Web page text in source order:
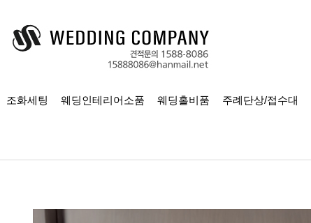
조화세팅 웨딩인테리어소품 웨딩홀비품 주례단상/접수대